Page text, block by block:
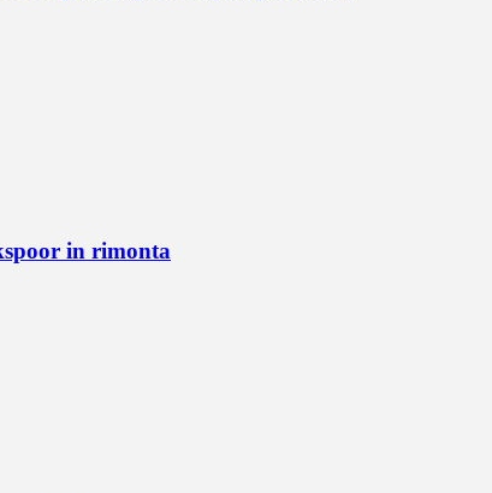
in rimonta